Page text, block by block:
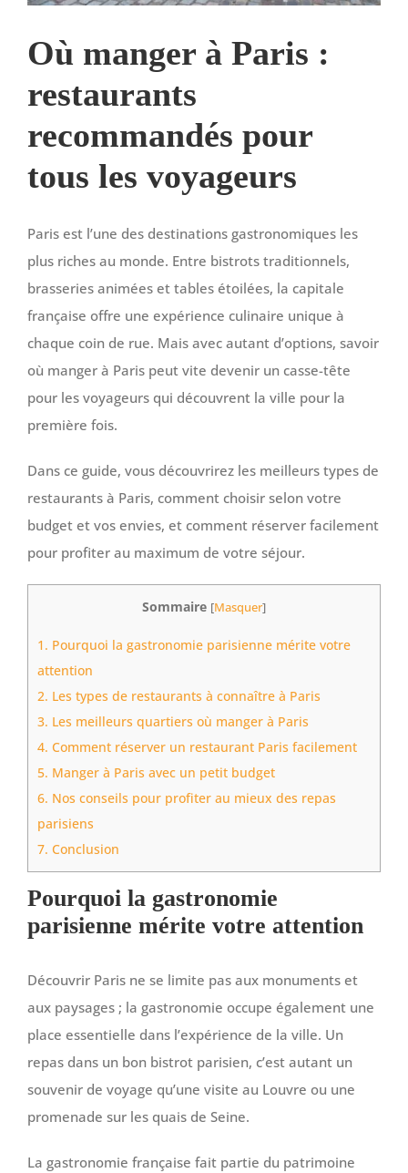
Où manger à Paris :
restaurants
recommandés pour
tous les voyageurs
Paris est l’une des destinations gastronomiques les
plus riches au monde. Entre bistrots traditionnels,
brasseries animées et tables étoilées, la capitale
française offre une expérience culinaire unique à
chaque coin de rue. Mais avec autant d’options, savoir
où manger à Paris peut vite devenir un casse-tête
pour les voyageurs qui découvrent la ville pour la
première fois.
Dans ce guide, vous découvrirez les meilleurs types de
restaurants à Paris, comment choisir selon votre
budget et vos envies, et comment réserver facilement
pour profiter au maximum de votre séjour.
Sommaire [Masquer]
1. Pourquoi la gastronomie parisienne mérite votre
attention
2. Les types de restaurants à connaître à Paris
3. Les meilleurs quartiers où manger à Paris
4. Comment réserver un restaurant Paris facilement
5. Manger à Paris avec un petit budget
6. Nos conseils pour profiter au mieux des repas
parisiens
7. Conclusion
Pourquoi la gastronomie
parisienne mérite votre attention
Découvrir Paris ne se limite pas aux monuments et
aux paysages ; la gastronomie occupe également une
place essentielle dans l’expérience de la ville. Un
repas dans un bon bistrot parisien, c’est autant un
souvenir de voyage qu’une visite au Louvre ou une
promenade sur les quais de Seine.
La gastronomie française fait partie du patrimoine